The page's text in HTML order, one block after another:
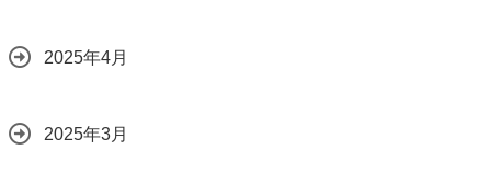
2025年4月
2025年3月